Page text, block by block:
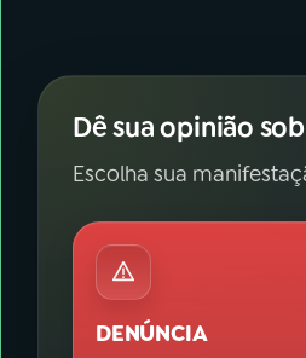
Dê sua opinião
Escolha sua
DENÚNCIA